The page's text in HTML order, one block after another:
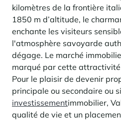
Saint-Martin-de-Belleville
Serre Chevalier
Tignes
Val d'Isère
Val Thorens
Le Kandahar
Résidence exclusive à Val d'Isère
En savoir plus
En savoir plus
pour investir en montagne. Et un
montagne vivante, attractive à
usages.
Inspirations séjours
kilomètres de la frontière
1850 m d’altitude, le
enchante les visiteurs
l'atmosphère savoyarde
dégage. Le marché
marqué par cette
Pour le plaisir de devenir
principale ou secondaire ou
investissementimmobilier,
qualité de vie et un